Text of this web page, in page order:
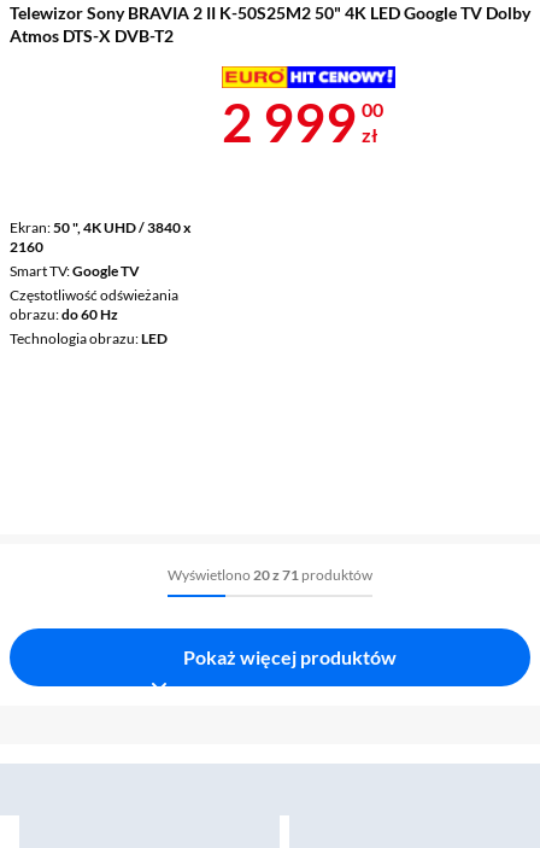
Telewizor Sony BRAVIA 2 II K-50S25M2 50" 4K LED Google TV Dolby
Atmos DTS-X DVB-T2
Ekran 50 ", 4K UHD / 3840 x
2160
Smart TV Google TV
Częstotliwość odświeżania
obrazu do 60 Hz
Technologia obrazu LED
Cena 2 999 zł
2 999 00
zł
Wyświetlono 20 z 71 produktów
Pokaż więcej produktów